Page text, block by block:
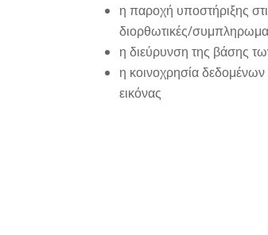
η παροχή υποστήριξης
διορθωτικές/
η διεύρυνση της βάσης
η κοινοχρησία
εικόνας